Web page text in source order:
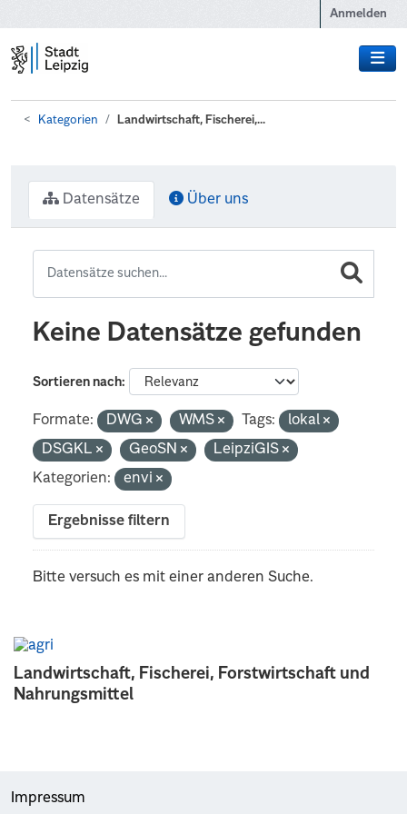
Anmelden
Kategorien Landwirtschaft, Fischerei,...
Landwirtschaft, Fischerei, Forstwirtschaft und
Nahrungsmittel
Datensätze Über uns
Keine Datensätze gefunden
Sortieren nach
Formate: DWG WMS Tags:
lokal
DSGKL
GeoSN
LeipziGIS
Kategorien:
envi
Ergebnisse filtern
Bitte versuch es mit einer anderen Suche.
Impressum